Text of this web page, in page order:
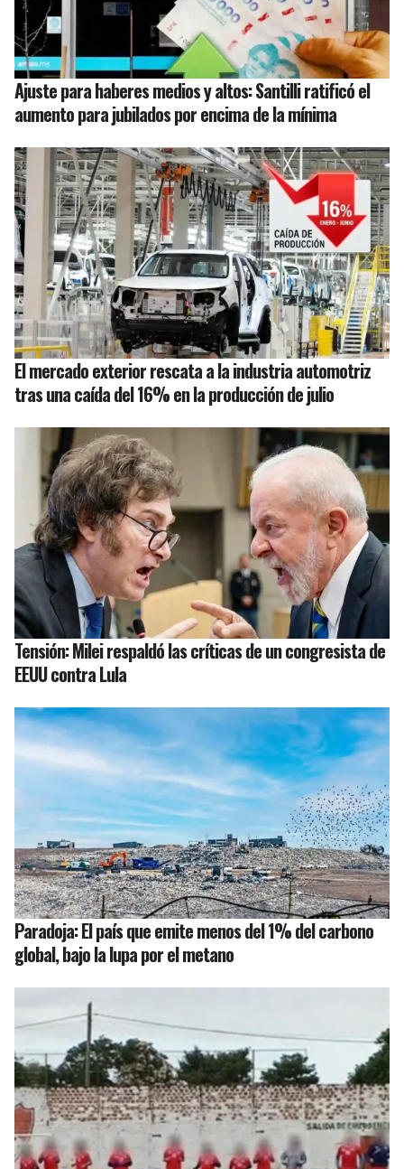
Ajuste para haberes medios y altos: Santilli ratificó el
aumento para jubilados por encima de la mínima
El mercado exterior rescata a la industria automotriz
tras una caída del 16% en la producción de julio
Tensión: Milei respaldó las críticas de un congresista de
EEUU contra Lula
Paradoja: El país que emite menos del 1% del carbono
global, bajo la lupa por el metano